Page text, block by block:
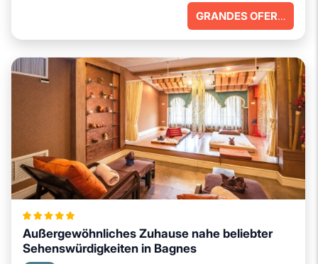
GRANDES OFERTAS
Außergewöhnliches Zuhause nahe beliebter
Sehenswürdigkeiten in Bagnes